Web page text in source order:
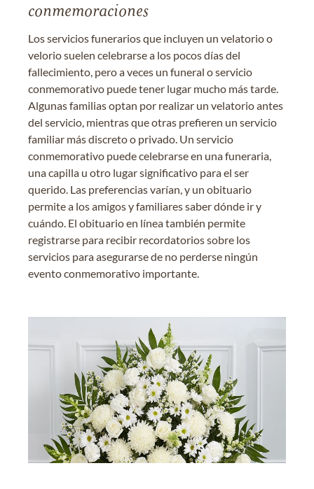
conmemoraciones
Los servicios funerarios que incluyen un velatorio o
velorio suelen celebrarse a los pocos días del
fallecimiento, pero a veces un funeral o servicio
conmemorativo puede tener lugar mucho más tarde.
Algunas familias optan por realizar un velatorio antes
del servicio, mientras que otras prefieren un servicio
familiar más discreto o privado. Un servicio
conmemorativo puede celebrarse en una funeraria,
una capilla u otro lugar significativo para el ser
querido. Las preferencias varían, y un obituario
permite a los amigos y familiares saber dónde ir y
cuándo. El obituario en línea también permite
registrarse para recibir recordatorios sobre los
servicios para asegurarse de no perderse ningún
evento conmemorativo importante.